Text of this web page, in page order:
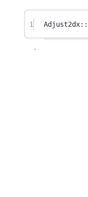
1 Adjust2dx::